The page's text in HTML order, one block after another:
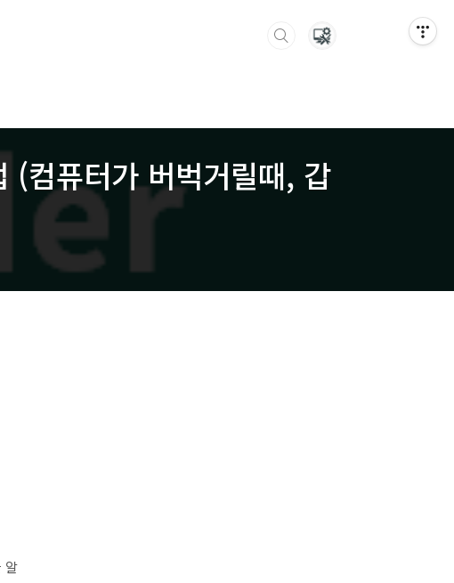
퓨터가 버벅거릴때, 갑
알